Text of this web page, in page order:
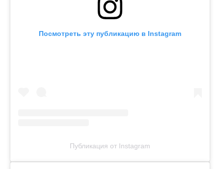
Посмотреть эту публикацию в Instagram
Публикация от Instagram